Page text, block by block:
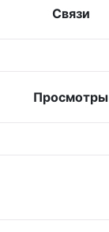
Связи
Просмотры